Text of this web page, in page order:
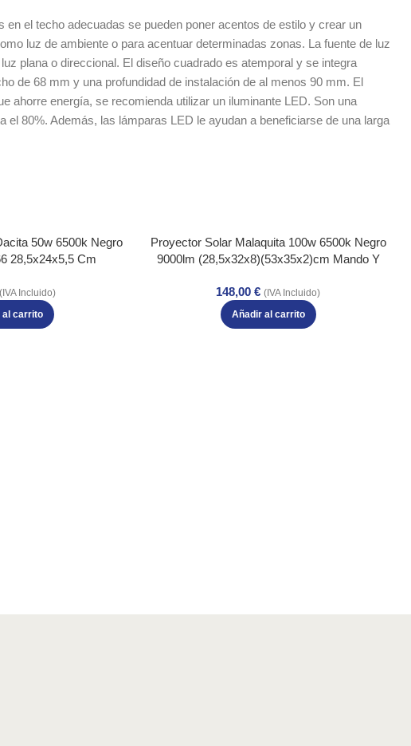
el techo adecuadas se pueden poner acentos de estilo y crear un
luz de ambiente o para acentuar determinadas zonas. La fuente de luz
plana o direccional. El diseño cuadrado es atemporal y se integra
de 68 mm y una profundidad de instalación de al menos 90 mm. El
ahorre energía, se recomienda utilizar un iluminante LED. Son una
80%. Además, las lámparas LED le ayudan a beneficiarse de una larga
50w 6500k Negro
28,5x24x5,5 Cm
(IVA Incluido)
al carrito
Proyector Solar Malaquita 100w 6500k Negro
9000lm (28,5x32x8)(53x35x2)cm Mando Y
148,00€ (IVA Incluido)
Añadir al carrito